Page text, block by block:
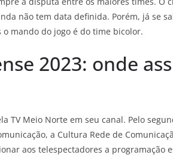
não tem data definida. Porém, já se
mando do jogo é do time bicolor.
2023: onde
TV Meio Norte em seu canal. Pelo
a Cultura Rede de
aos telespectadores a programação